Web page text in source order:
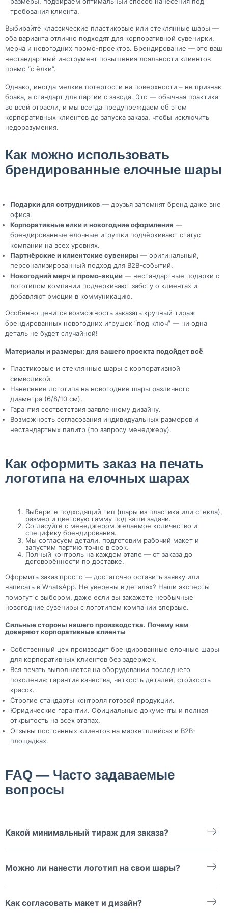
требования клиента.
Выбирайте классические пластиковые или стеклянные шары —
оба варианта отлично подходят для корпоративной сувенирки,
мерча и новогодних промо-проектов. Брендирование — это ваш
нестандартный инструмент повышения лояльности клиентов
прямо “с ёлки”.
Однако, иногда мелкие потертости на поверхности – не признак
брака, а стандарт для партии с завода. Это — обычная практика
во всей отрасли, и мы всегда предупреждаем об этом
корпоративных клиентов до запуска заказа, чтобы исключить
недоразумения.
Как можно использовать
брендированные елочные шары
Подарки для сотрудников — друзья запомнят бренд даже вне
офиса.
Корпоративные елки и новогодние оформления —
брендированные елочные игрушки подчёркивают статус
компании на всех уровнях.
Партнёрские и клиентские сувениры — оригинальный,
персонализированный подход для B2B-событий.
Новогодний мерч и промо-акции — нестандартные подарки с
логотипом компании подчеркивают заботу о клиентах и
добавляют эмоции в коммуникацию.
Особенно ценится возможность заказать крупный тираж
брендированных новогодних игрушек “под ключ” — ни одна
деталь не будет случайной!
Материалы и размеры: для вашего проекта подойдет всё
Пластиковые и стеклянные шары с корпоративной
символикой.
Нанесение логотипа на новогодние шары различного
диаметра (6/8/10 см).
Гарантия соответствия заявленному дизайну.
Возможность согласования индивидуальных размеров и
нестандартных палитр (по запросу менеджеру).
Как оформить заказ на печать
логотипа на елочных шарах
Выберите подходящий тип (шары из пластика или стекла),
размер и цветовую гамму под ваши задачи.
Согласуйте с менеджером желаемое количество и
специфику брендирования.
Мы согласуем детали, подготовим рабочий макет и
запустим партию точно в срок.
Полный контроль на каждом этапе — от заказа до
договорённости по доставке.
Оформить заказ просто — достаточно оставить заявку или
написать в WhatsApp. Не уверены в деталях? Наши эксперты
помогут с выбором, даже если вы закажете необычные
новогодние сувениры с логотипом компании впервые.
Сильные стороны нашего производства. Почему нам
доверяют корпоративные клиенты
Собственный цех производит брендированные елочные шары
для корпоративных клиентов без задержек.
Вся печать выполняется на оборудовании последнего
поколения: гарантия качества, четкость деталей, стойкость
красок.
Строгие стандарты контроля готовой продукции.
Юридические гарантии. Официальные документы и полная
открытость на всех этапах.
Отзывы постоянных клиентов на маркетплейсах и B2B-
площадках.
FAQ — Часто задаваемые
вопросы
Какой минимальный тираж для заказа?
согласование индивидуально. Просто уточните специфику у
Можно ли нанести логотип на свои шары?
материала и поверхности шара.
Как согласовать макет и дизайн?